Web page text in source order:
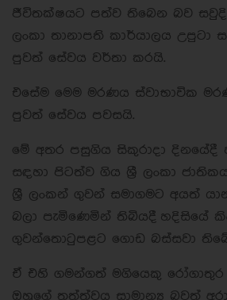
ජීවිතක්ෂයට පත්ව තිබෙන බව සවුදි
ලංකා තානාපති කාර්යාලය උපුටා
පුවත් සේවය වර්තා කරයි.
එසේම මෙම මරණය ස්වාභාවික
පුවත් සේවය පවසයි.
මේ අතර පසුගිය සිකුරාදා දිනයේදී
සඳහා පිටත්ව ගිය ශ්‍රී ලංකා
ශ්‍රී ලංකන් ගුවන් සමාගමට අයත්
බලා පැමිණෙමින් තිබියදී හදිසියේ
ගුවන්තොටුපළට ගොඩ බස්සවා
ඒ එහි ගමන්ගත් මගියෙකු රෝගාතුර
ඔහුගේ තත්ත්වය සාමාන්‍ය බවත්